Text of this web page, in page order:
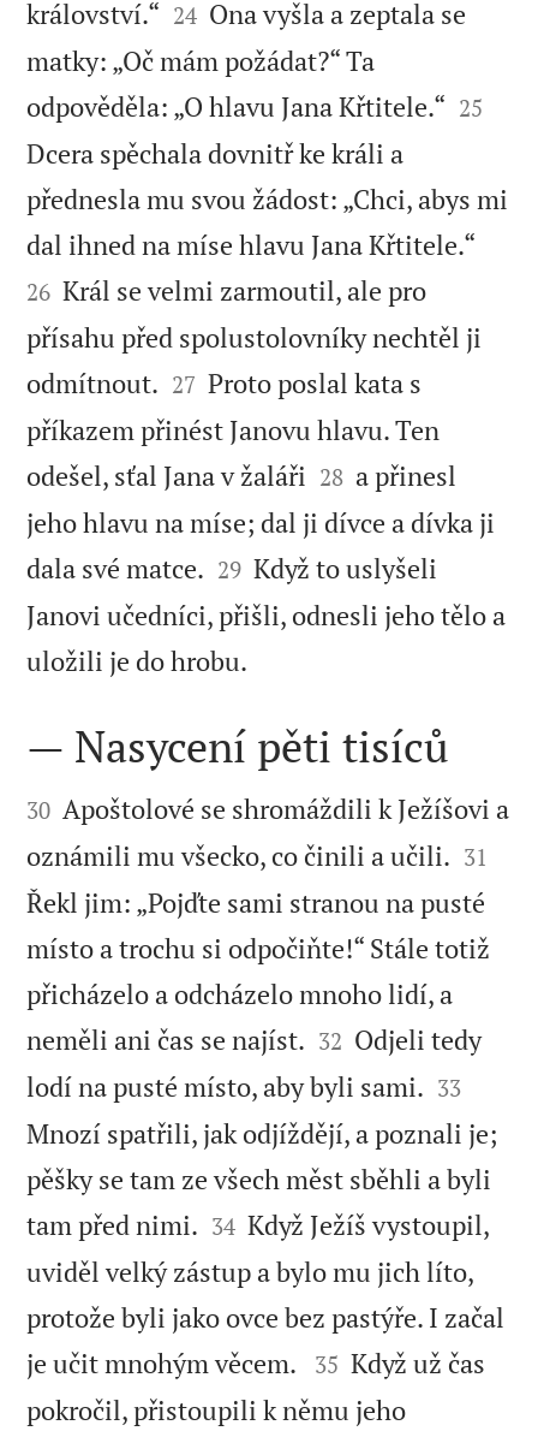
království.“ 

24 Ona vyšla a zeptala se
matky: „Oč mám požádat?“ Ta
odpověděla: „O hlavu Jana Křtitele.“ 

25
Dcera spěchala dovnitř ke králi a
přednesla mu svou žádost: „Chci, abys mi
dal ihned na míse hlavu Jana Křtitele.“
26 Král se velmi zarmoutil, ale pro
přísahu před spolustolovníky nechtěl ji
odmítnout. 

27 Proto poslal kata s
příkazem přinést Janovu hlavu. Ten
odešel, sťal Jana v žaláři 

28 a přinesl
jeho hlavu na míse; dal ji dívce a dívka ji
dala své matce. 

29 Když to uslyšeli
Janovi učedníci, přišli, odnesli jeho tělo a
uložili je do hrobu.

— Nasycení pěti tisíců

30 Apoštolové se shromáždili k Ježíšovi a
oznámili mu všecko, co činili a učili. 

31
Řekl jim: „Pojďte sami stranou na pusté
místo a trochu si odpočiňte!“ Stále totiž
přicházelo a odcházelo mnoho lidí, a
neměli ani čas se najíst. 

32 Odjeli tedy
lodí na pusté místo, aby byli sami. 

33
Mnozí spatřili, jak odjíždějí, a poznali je;
pěšky se tam ze všech měst sběhli a byli
tam před nimi. 

34 Když Ježíš vystoupil,
uviděl velký zástup a bylo mu jich líto,
protože byli jako ovce bez pastýře. I začal
je učit mnohým věcem. 

35 Když už čas
pokročil, přistoupili k němu jeho